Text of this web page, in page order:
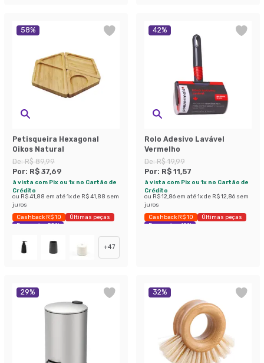
58%
Petisqueira Hexagonal
Oikos Natural
De:R$ 89,99
Por: R$ 37,69
à vista com Pix ou 1x no Cartão de
Crédito
ou R$ 41,88 em até1x de R$ 41,88 sem
juros
Cashback R$ 10
Últimas peças
Economize 58%
+47
42%
Rolo Adesivo Lavável
Vermelho
De:R$ 19,99
Por: R$ 11,57
à vista com Pix ou 1x no Cartão de
Crédito
ou R$ 12,86 em até1x de R$ 12,86 sem
juros
Cashback R$ 10
Últimas peças
Economize 42%
29% 32%